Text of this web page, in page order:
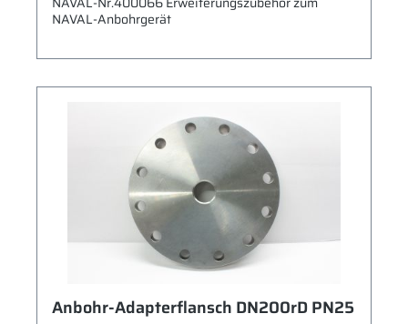
NAVAL-Anbohrgerät
Anbohr-Adapterflansch DN200rD PN25